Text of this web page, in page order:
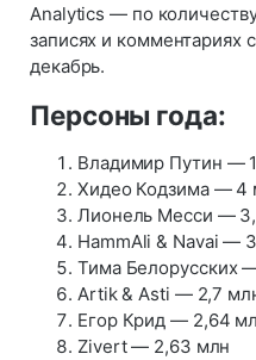
Analytics — по
записях и комментариях
декабрь.
Персоны года:
Владимир Путин —
Хидео Кодзима — 4
Лионель Месси —
HammAli & Navai —
Тима Белорусских
Artik & Asti — 2,7
Егор Крид — 2,64
Zivert — 2,63 млн